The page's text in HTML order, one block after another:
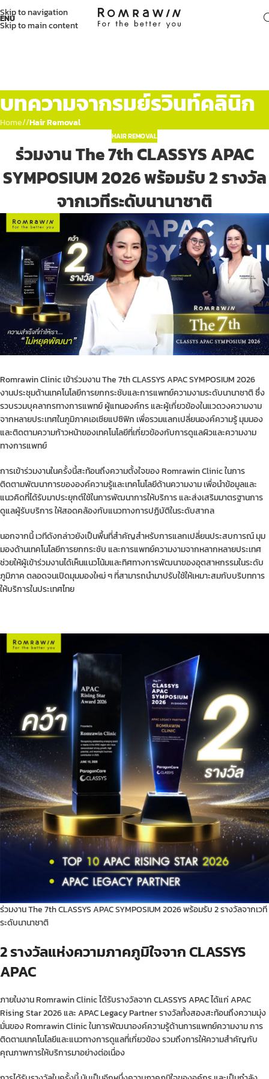
Skip to navigation
Skip to main content
บทความจากรมย์รวินท์คลินิก
Home/ Hair Removal
HAIR REMOVAL
ร่วมงาน The 7th CLASSYS APAC
SYMPOSIUM 2026 พร้อมรับ 2 รางวัล
จากเวทีระดับนานาชาติ
Romrawin Clinic เข้าร่วมงาน The 7th CLASSYS APAC SYMPOSIUM 2026
งานประชุมด้านเทคโนโลยีการยกกระชับและการแพทย์ความงามระดับนานาชาติ ซึ่ง
รวบรวมบุคลากรทางการแพทย์ ผู้แทนองค์กร และผู้เกี่ยวข้องในแวดวงความงาม
จากหลายประเทศในภูมิภาคเอเชียแปซิฟิก เพื่อรวมแลกเปลี่ยนองค์ความรู้ มุมมอง
และติดตามความก้าวหน้าของเทคโนโลยีที่เกี่ยวข้องกับการดูแลผิวและความงาม
ทางการแพทย์
การเข้าร่วมงานในครั้งนี้สะท้อนถึงความตั้งใจของ Romrawin Clinic ในการ
ติดตามพัฒนาการขององค์ความรู้และเทคโนโลยีด้านความงาม เพื่อนำข้อมูลและ
แนวคิดที่ได้รับมาประยุกต์ใช้ในการพัฒนาการให้บริการ และส่งเสริมมาตรฐานการ
ดูแลผู้รับบริการ ให้สอดคล้องกับแนวทางการปฏิบัติในระดับสากล
นอกจากนี้ เวทีดังกล่าวยังเป็นพื้นที่สำคัญสำหรับการแลกเปลี่ยนประสบการณ์ มุม
มองด้านเทคโนโลยีการยกกระชับ และการแพทย์ความงามจากหลากหลายประเทศ
ช่วยให้ผู้เข้าร่วมงานได้เห็นแนวโน้มและทิศทางการพัฒนาของอุตสาหกรรมในระดับ
ภูมิภาค ตลอดจนเปิดมุมมองใหม่ ๆ ที่สามารถนำมาปรับใช้ให้เหมาะสมกับบริบทการ
ให้บริการในประเทศไทย
ร่วมงาน The 7th CLASSYS APAC SYMPOSIUM 2026 พร้อมรับ 2 รางวัลจากเวที
ระดับนานาชาติ
2 รางวัลแห่งความภาคภูมิใจจาก CLASSYS
APAC
ภายในงาน Romrawin Clinic ได้รับรางวัลจากCLASSYS APACได้แก่ APAC
Rising Star 2026 และAPAC LegacyPartner รางวัลทั้งสองสะท้อนถึงความมุ่ง
มั่นของ Romrawin Clinic ในการพัฒนาองค์ความรู้ด้านการแพทย์ความงาม การ
ติดตามเทคโนโลยีและแนวทางการดูแลที่เกี่ยวข้อง รวมถึงการให้ความสำคัญกับ
คุณภาพการให้บริการมาอย่างต่อเนื่อง